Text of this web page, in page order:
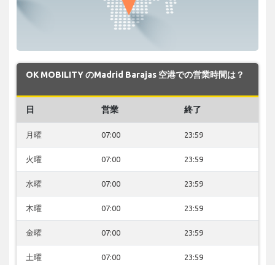
OK MOBILITY のMadrid Barajas 空港での営業時間は？
日 営業 終了
月曜 07:00 23:59
火曜 07:00 23:59
水曜 07:00 23:59
木曜 07:00 23:59
金曜 07:00 23:59
土曜 07:00 23:59